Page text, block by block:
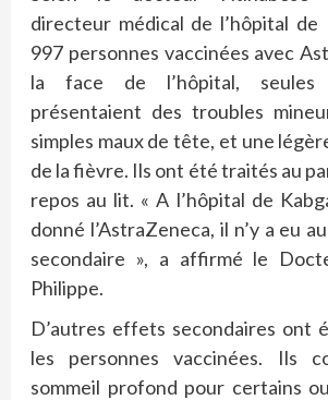
directeur médical de l’hôpital de
997 personnes vaccinées avec
la face de l’hôpital, seules
présentaient des troubles
simples maux de tête, et une
de la fièvre. Ils ont été traités au
repos au lit. « A l’hôpital de
donné l’AstraZeneca, il n’y a eu
secondaire », a affirmé le
Philippe.
D’autres effets secondaires ont
les personnes vaccinées. Ils
sommeil profond pour certains